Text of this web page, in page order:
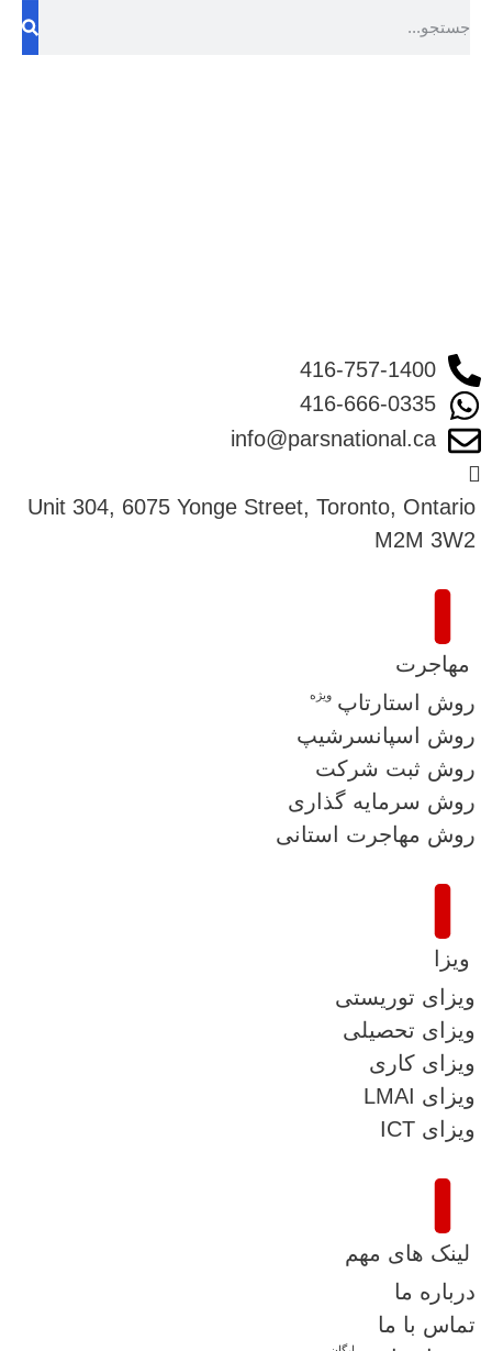
416-757-1400
416-666-0335
info@parsnational.ca
Unit 304, 6075 Yonge Street, Toronto, Ontario
M2M 3W2
مهاجرت
روش استارتاپ ویژه
روش اسپانسرشیپ
روش ثبت شرکت
روش سرمایه گذاری
روش مهاجرت استانی
ویزا
ویزای توریستی
ویزای تحصیلی
ویزای کاری
ویزای LMAI
ویزای ICT
لینک های مهم
درباره ما
تماس با ما